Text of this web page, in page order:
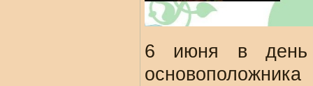
6 июня в день